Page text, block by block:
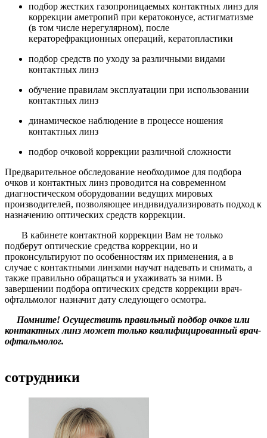
подбор жестких газопроницаемых контактных линз для
коррекции аметропий при кератоконусе, астигматизме
(в том числе нерегулярном), после
кераторефракционных операций, кератопластики
подбор средств по уходу за различными видами
контактных линз
обучение правилам эксплуатации при использовании
контактных линз
динамическое наблюдение в процессе ношения
контактных линз
подбор очковой коррекции различной сложности
Предварительное обследование необходимое для подбора
очков и контактных линз проводится на современном
диагностическом оборудовании ведущих мировых
производителей, позволяющее индивидуализировать подход к
назначению оптических средств коррекции.
В кабинете контактной коррекции Вам не только
подберут оптические средства коррекции, но и
проконсультируют по особенностям их применения, а в
случае с контактными линзами научат надевать и снимать, а
также правильно обращаться и ухаживать за ними. В
завершении подбора оптических средств коррекции врач-
офтальмолог назначит дату следующего осмотра.
Помните! Осуществить правильный подбор очков или
контактных линз может только квалифицированный врач-
офтальмолог.
cотрудники